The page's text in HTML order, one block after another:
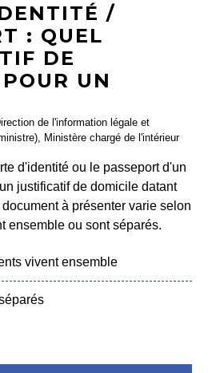
/
: QUEL
DE
UN
de l'information légale et
Ministère chargé de l'intérieur
d'identité ou le passeport d'un
justificatif de domicile datant
à présenter varie selon
ensemble ou sont séparés.
vivent ensemble